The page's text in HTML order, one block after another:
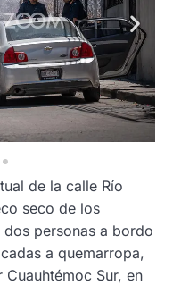
de la calle Río
seco de los
personas a bordo
a quemarropa,
Sur, en